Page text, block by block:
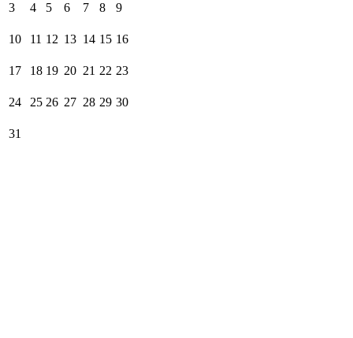
3 4 5 6 7 8 9
10 11 12 13 14 15 16
17 18 19 20 21 22 23
24 25 26 27 28 29 30
31